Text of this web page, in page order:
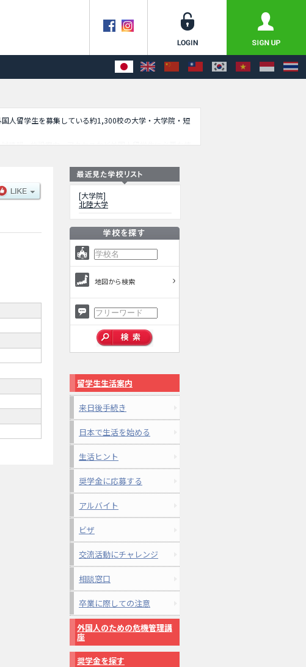
人留学生を募集している約1,300校の大学・大学院・短
情報、施設案内、アクセスなど外国人留学生に必要な情
[大学院]
北陸大学
地図から検索
留学生生活案内
来日後手続き
日本で生活を始める
生活ヒント
奨学金に応募する
アルバイト
ビザ
交流活動にチャレンジ
相談窓口
卒業に際しての注意
外国人のための危機管理講
座
奨学金を探す